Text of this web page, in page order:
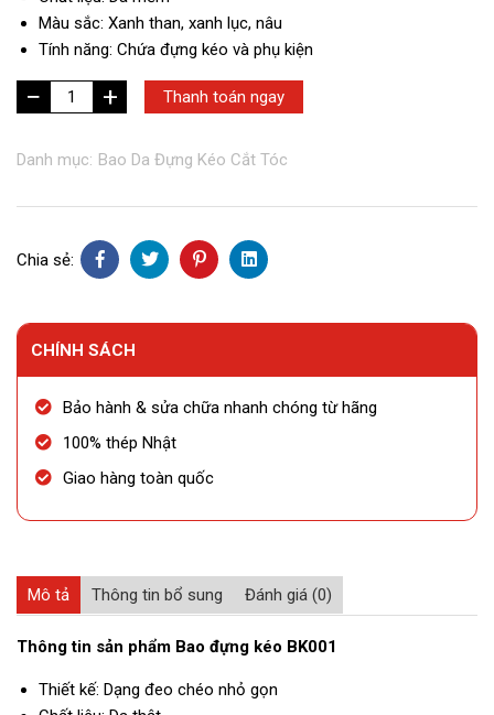
Màu sắc: Xanh than, xanh lục, nâu
Tính năng: Chứa đựng kéo và phụ kiện
Bao
Đựng
BK001
+ Thanh toán ngay
Danh mục: Bao Da Đựng Kéo Cắt Tóc
Chia sẻ:
CHÍNH SÁCH
Bảo hành & sửa chữa nhanh chóng từ hãng
100% thép Nhật
Giao hàng toàn quốc
Mô tả Thông tin bổ sung Đánh giá (0)
Thông tin sản phẩm Bao đựng kéo BK001
Thiết kế: Dạng đeo chéo nhỏ gọn